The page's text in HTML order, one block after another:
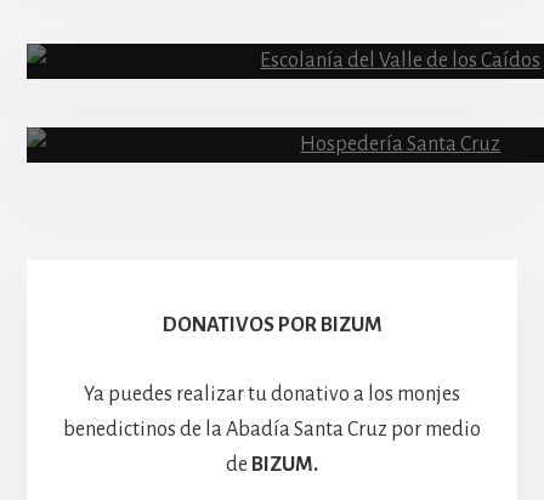
Hospedería
DONATIVOS POR BIZUM
Ya puedes realizar tu donativo a los monjes
benedictinos de la Abadía Santa Cruz por medio
de BIZUM.